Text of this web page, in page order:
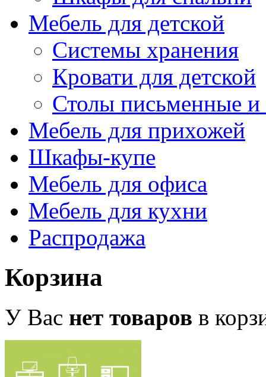
Мебель для детской
Системы хранения
Кровати для детской
Столы письменные
Мебель для прихожей
Шкафы-купе
Мебель для офиса
Мебель для кухни
Распродажа
Корзина
У Вас нет товаров в